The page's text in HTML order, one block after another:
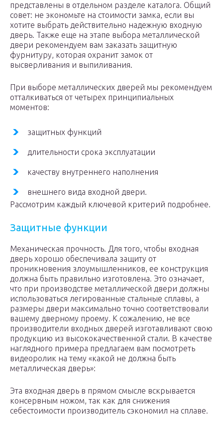
представлены в отдельном разделе каталога. Общий
совет: не экономьте на стоимости замка, если вы
хотите выбрать действительно надежную входную
дверь. Также еще на этапе выбора металлической
двери рекомендуем вам заказать защитную
фурнитуру, которая охранит замок от
высверливания и выпиливания.
При выборе металлических дверей мы рекомендуем
отталкиваться от четырех принципиальных
моментов:
защитных функций
длительности срока эксплуатации
качеству внутреннего наполнения
внешнего вида входной двери.
Рассмотрим каждый ключевой критерий подробнее.
Защитные функции
Механическая прочность. Для того, чтобы входная
дверь хорошо обеспечивала защиту от
проникновения злоумышленников, ее конструкция
должна быть правильно изготовлена. Это означает,
что при производстве металлической двери должны
использоваться легированные стальные сплавы, а
размеры двери максимально точно соответствовали
вашему дверному проему. К сожалению, не все
производители входных дверей изготавливают свою
продукцию из высококачественной стали. В качестве
наглядного примера предлагаем вам посмотреть
видеоролик на тему «какой не должна быть
металлическая дверь»:
Эта входная дверь в прямом смысле вскрывается
консервным ножом, так как для снижения
себестоимости производитель сэкономил на сплаве.